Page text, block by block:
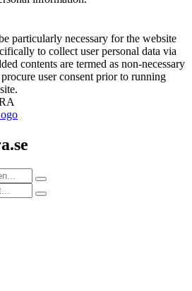
particularly necessary for the website
to collect user personal data via
contents are termed as non-necessary
user consent prior to running